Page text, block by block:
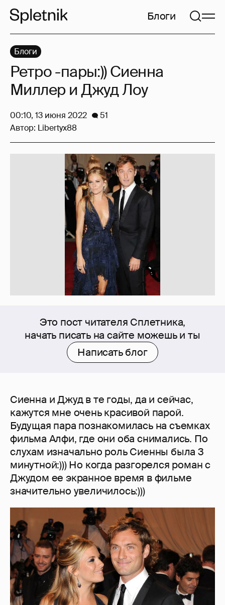
Блоги
Это пост читателя Сплетника,
начать писать на сайте можешь и ты
Написать блог
Сиенна и Джуд в те годы, да и сейчас,
кажутся мне очень красивой парой.
Будущая пара познакомилась на съемках
фильма Алфи, где они оба снимались. По
слухам изначально роль Сиенны была 3
минутной:))) Но когда разгорелся роман с
Джудом ее экранное время в фильме
значительно увеличилось:)))
Блоги
Ретро -пары:)) Сиенна
Миллер и Джуд Лоу
00:10, 13 июня 2022
51
Автор: Libertyx88